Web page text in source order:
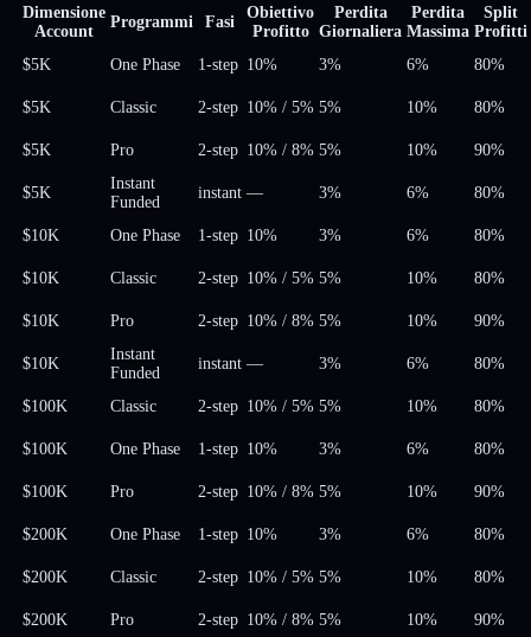
Dimensione
Account
Programmi Fasi
Obiettivo
Profitto
Perdita
Giornaliera
Perdita
Massima
Split
Profitti
$5K
One Phase 1-step 10% 3% 6% 80%
$5K Classic 2-step 10% / 5% 5% 10% 80%
$5K Pro 2-step 10% / 8% 5% 10% 90%
$5K
Instant
Funded
instant — 3% 6% 80%
$10K One Phase 1-step 10% 3% 6% 80%
$10K Classic 2-step 10% / 5% 5% 10% 80%
$10K Pro 2-step 10% / 8% 5% 10% 90%
$10K
Instant
Funded
instant — 3% 6% 80%
$100K Classic 2-step 10% / 5% 5% 10% 80%
$100K One Phase 1-step 10% 3% 6% 80%
$100K Pro 2-step 10% / 8% 5% 10% 90%
$200K One Phase 1-step 10% 3% 6% 80%
$200K Classic 2-step 10% / 5% 5% 10% 80%
$200K Pro 2-step 10% / 8% 5% 10% 90%